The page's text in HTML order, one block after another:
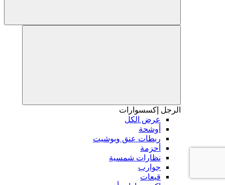
الرجل إكسسوارات
عرض الكل
أوشحة
ربطات عنق وبوشيت
أحزمة
نظارات شمسية
جوارب
قبعات